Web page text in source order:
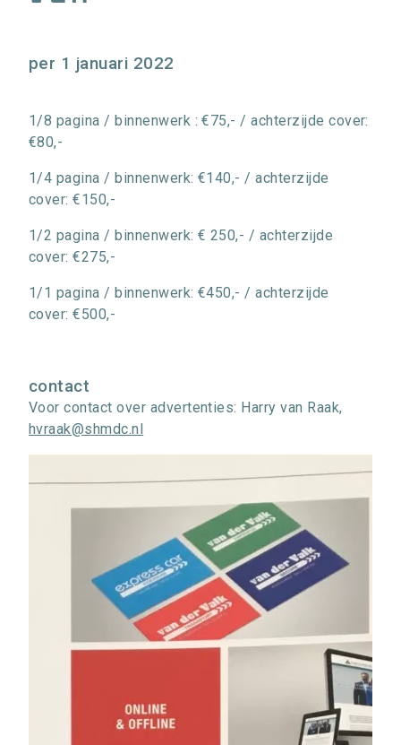
per 1 januari 2022
1/8 pagina / binnenwerk : €75,- / achterzijde cover:
€80,-
1/4 pagina / binnenwerk: €140,- / achterzijde
cover: €150,-
1/2 pagina / binnenwerk: € 250,- / achterzijde
cover: €275,-
1/1 pagina / binnenwerk: €450,- / achterzijde
cover: €500,-
contact
Voor contact over advertenties: Harry van Raak,
hvraak@shmdc.nl